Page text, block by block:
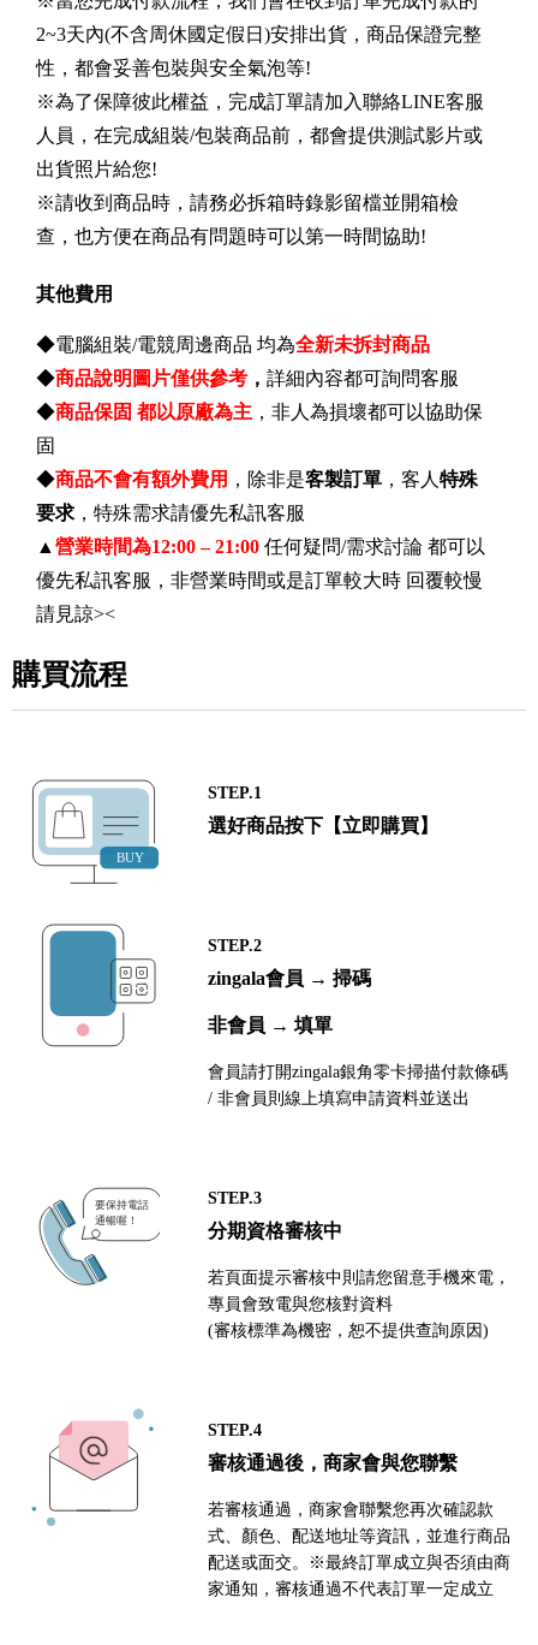
2~3天內(不含周休國定假日)安排出貨，商品保證完整
性，都會妥善包裝與安全氣泡等!
※為了保障彼此權益，完成訂單請加入聯絡LINE客服
人員，在完成組裝/包裝商品前，都會提供測試影片或
出貨照片給您!
※請收到商品時，請務必拆箱時錄影留檔並開箱檢
查，也方便在商品有問題時可以第一時間協助!
其他費用
◆電腦組裝/電競周邊商品 均為全新未拆封商品
◆商品說明圖片僅供參考 ， 詳細內容都可詢問客服
◆商品保固 都以原廠為主 ，非人為損壞都可以協助保
固
◆商品不會有額外費用 ，除非是客製訂單 ，客人 特殊
要求 ，特殊需求請優先私訊客服
▲ 營業時間為12:00 – 21:00 任何疑問/需求討論 都可以
優先私訊客服，非營業時間或是訂單較大時 回覆較慢
請見諒><
購買流程
STEP.1
選好商品按下【立即購買】
STEP.2
zingala會員 → 掃碼
非會員 → 填單
會員請打開zingala銀角零卡掃描付款條碼
/ 非會員則線上填寫申請資料並送出
STEP.3
分期資格審核中
若頁面提示審核中則請您留意手機來電，
專員會致電與您核對資料
(審核標準為機密，恕不提供查詢原因)
STEP.4
審核通過後，商家會與您聯繫
若審核通過，商家會聯繫您再次確認款
式、顏色、配送地址等資訊，並進行商品
配送或面交。※最終訂單成立與否須由商
家通知，審核通過不代表訂單一定成立